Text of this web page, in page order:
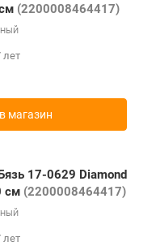
(2200008464417)
лет
магазин
17-0629 Diamond
см (2200008464417)
лет